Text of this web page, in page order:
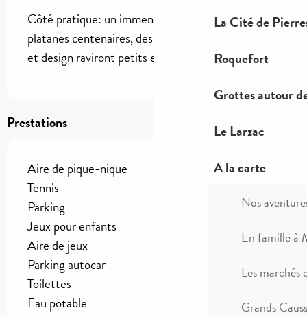
La Cité de
Roquefort
Grottes autour
Le Larzac
A la carte
Nos
En famille à
Les marchés
Grands
Côté pratique: un immense parking à l'ombre des
platanes centenaires, des équipements modernes
et design raviront petits et grands.
Prestations
Aire de pique-nique
Tennis
Parking
Jeux pour enfants
Aire de jeux
Parking autocar
Toilettes
Eau potable